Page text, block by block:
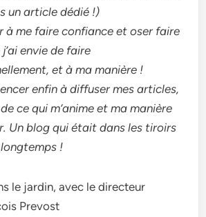
un article dédié !)
à me faire confiance et oser faire
envie de faire
et à ma manière !
enfin à diffuser mes articles,
ce qui m’anime et ma manière
Un blog qui était dans les tiroirs
!
le jardin, avec le directeur
Prevost